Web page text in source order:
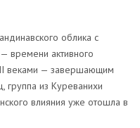
облика с
времени активного
веками — завершающим
группа из Куреванихи
влияния уже отошла в